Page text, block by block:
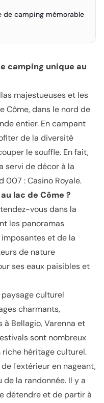
de camping mémorable
camping unique au
majestueuses et les
Côme, dans le nord de
entier. En campant
de la diversité
le souffle. En fait,
servi de décor à la
007 : Casino Royale.
lac de Côme ?
vous dans la
les panoramas
et de la
de nature
ses eaux paisibles et
paysage culturel
charmants,
Bellagio, Varenna et
sont nombreux
héritage culturel.
de l'extérieur en nageant,
de la randonnée. Il y a
détendre et de partir à